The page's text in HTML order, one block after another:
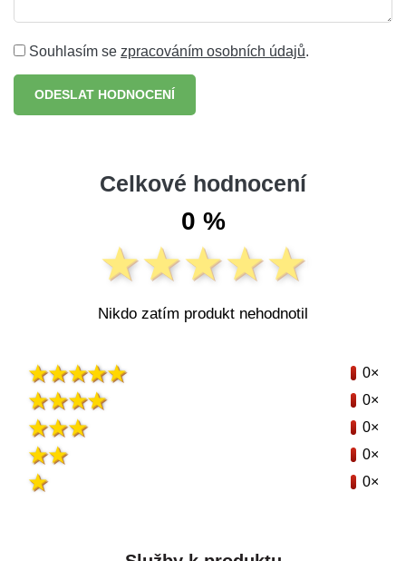
Souhlasím se zpracováním osobních údajů.
ODESLAT HODNOCENÍ
Celkové hodnocení
0 %
Nikdo zatím produkt nehodnotil
0×
0×
0×
0×
0×